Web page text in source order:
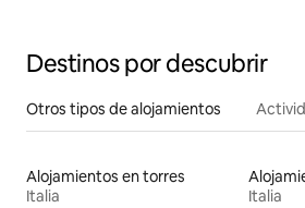
Destinos por descubrir
Otros tipos de alojamientos
Alojamientos en torres
Italia
Italia